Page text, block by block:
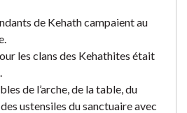
de Kehath campaient au
les clans des Kehathites était
de l’arche, de la table, du
ustensiles du sanctuaire avec